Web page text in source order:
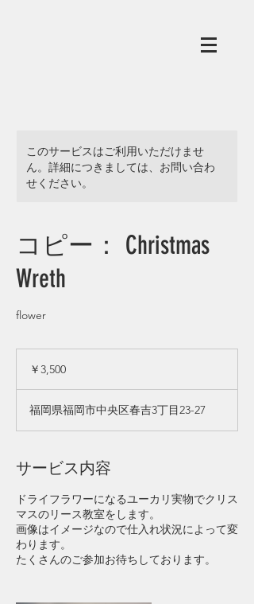
このサービスはご利用いただけませ
ん。詳細につきましては、お問い合わ
せください。
コピー： Christmas
Wreth
flower
￥3,500
福岡県福岡市中央区春吉3丁目23-27
サービス内容
ドライフラワーになるユーカリ実物でクリス
マスのリース教室をします。
画像はイメージなので仕入れ状況によって変
わります。
たくさんのご参加お待ちしております。